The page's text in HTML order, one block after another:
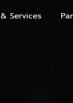
Services